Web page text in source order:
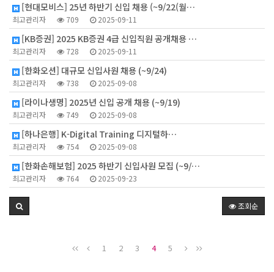
[현대모비스] 25년 하반기 신입 채용 (~9/22(월…
최고관리자 709 2025-09-11
[KB증권] 2025 KB증권 4급 신입직원 공개채용 …
최고관리자 728 2025-09-11
[한화오션] 대규모 신입사원 채용 (~9/24)
최고관리자 738 2025-09-08
[라이나생명] 2025년 신입 공개 채용 (~9/19)
최고관리자 749 2025-09-08
[하나은행] K-Digital Training 디지털하…
최고관리자 754 2025-09-08
[한화손해보험] 2025 하반기 신입사원 모집 (~9/…
최고관리자 764 2025-09-23
조회순
1 2 3 4 5